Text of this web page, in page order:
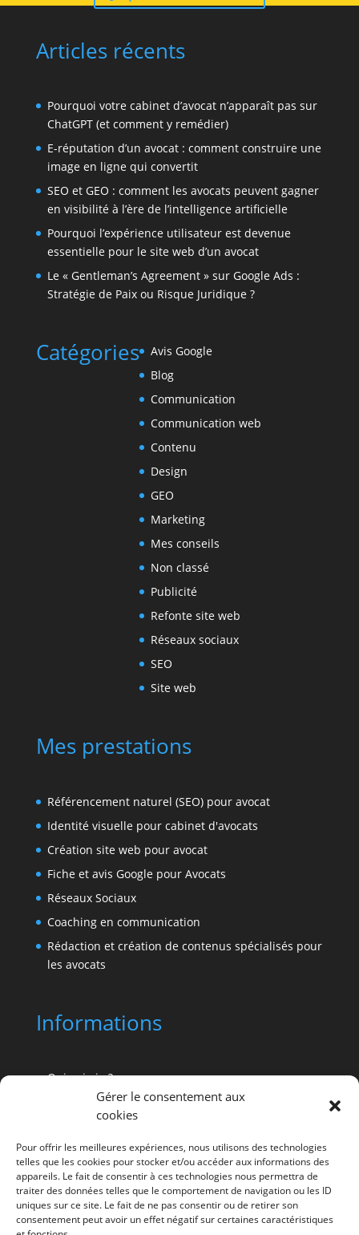
Gérer le consentement aux
cookies
Pour offrir les meilleures expériences, nous utilisons des technologies
telles que les cookies pour stocker et/ou accéder aux informations des
appareils. Le fait de consentir à ces technologies nous permettra de
traiter des données telles que le comportement de navigation ou les ID
uniques sur ce site. Le fait de ne pas consentir ou de retirer son
consentement peut avoir un effet négatif sur certaines caractéristiques
Articles récents
Pourquoi votre cabinet d’avocat n’apparaît pas sur
ChatGPT (et comment y remédier)
E-réputation d’un avocat : comment construire une
image en ligne qui convertit
SEO et GEO : comment les avocats peuvent gagner
en visibilité à l’ère de l’intelligence artificielle
Pourquoi l’expérience utilisateur est devenue
essentielle pour le site web d’un avocat
Le « Gentleman’s Agreement » sur Google Ads :
Stratégie de Paix ou Risque Juridique ?
Catégories
Avis Google
Blog
Communication
Communication web
Contenu
Design
GEO
Marketing
Mes conseils
Non classé
Publicité
Refonte site web
Réseaux sociaux
SEO
Site web
Mes prestations
Référencement naturel (SEO) pour avocat
Identité visuelle pour cabinet d'avocats
Création site web pour avocat
Fiche et avis Google pour Avocats
Réseaux Sociaux
Coaching en communication
Rédaction et création de contenus spécialisés pour
les avocats
Informations
Qui suis-je ?
Pourquoi Advocatus ?
Vos questions sur la communication de profession
de droit
La veille et les dernières actus
Prise de RDV gratuit